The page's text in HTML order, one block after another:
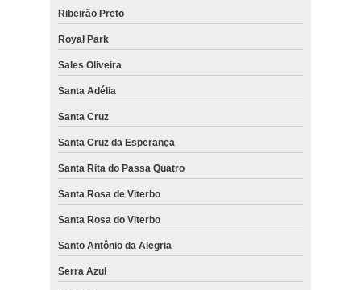
Ribeirão Preto
Royal Park
Sales Oliveira
Santa Adélia
Santa Cruz
Santa Cruz da Esperança
Santa Rita do Passa Quatro
Santa Rosa de Viterbo
Santa Rosa do Viterbo
Santo Antônio da Alegria
Serra Azul